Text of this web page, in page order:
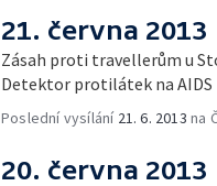
21. června 2013
Zásah proti travellerům u
Detektor protilátek na AIDS
Poslední vysílání 21. 6. 2013 na
20. června 2013